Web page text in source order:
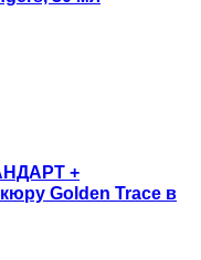
+
Golden Trace в